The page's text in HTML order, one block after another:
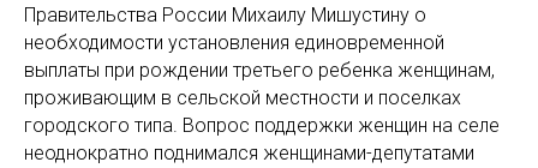
Правительства России Михаилу Мишустину о
необходимости установления единовременной
выплаты при рождении третьего ребенка женщинам,
проживающим в сельской местности и поселках
городского типа. Вопрос поддержки женщин на селе
неоднократно поднимался женщинами-депутатами